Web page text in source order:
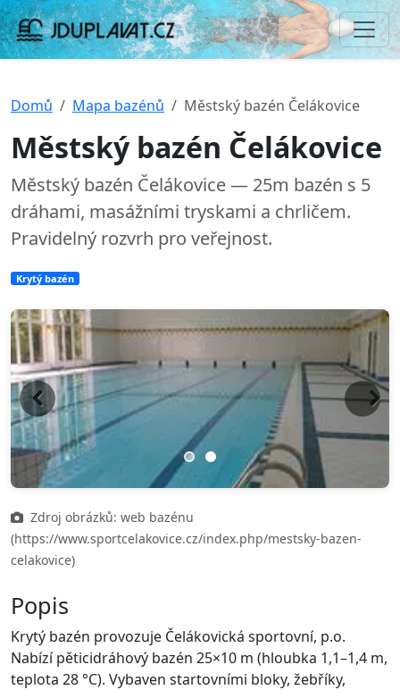
Domů Mapa bazénů Městský bazén Čelákovice
Městský bazén Čelákovice
Městský bazén Čelákovice — 25m bazén s 5
dráhami, masážními tryskami a chrličem.
Pravidelný rozvrh pro veřejnost.
Krytý bazén
Previous Next
Zdroj obrázků: web bazénu
(https://www.sportcelakovice.cz/index.php/mestsky-bazen-
celakovice)
Popis
Krytý bazén provozuje Čelákovická sportovní, p.o.
Nabízí pěticidráhový bazén 25×10 m (hloubka 1,1–1,4 m,
teplota 28 °C). Vybaven startovními bloky, žebříky,